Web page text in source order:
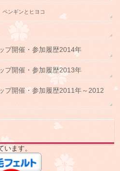
ペンギンとヒヨコ
プ開催・参加履歴2014年
プ開催・参加履歴2013年
プ開催・参加履歴2011年～2012
ます。